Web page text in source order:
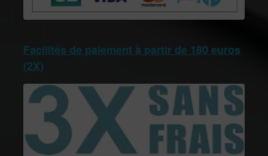
Facilités de paiement à partir de 180 euros
(2X)